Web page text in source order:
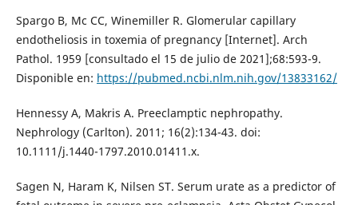
Spargo B, Mc CC, Winemiller R. Glomerular capillary
endotheliosis in toxemia of pregnancy [Internet]. Arch
Pathol. 1959 [consultado el 15 de julio de 2021];68:593-9.
Disponible en: https://pubmed.ncbi.nlm.nih.gov/13833162/
Hennessy A, Makris A. Preeclamptic nephropathy.
Nephrology (Carlton). 2011; 16(2):134-43. doi:
10.1111/j.1440-1797.2010.01411.x.
Sagen N, Haram K, Nilsen ST. Serum urate as a predictor of